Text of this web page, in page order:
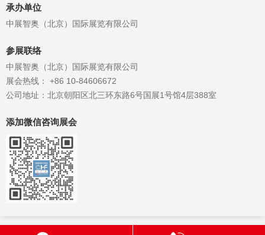
承办单位
中展智奥（北京）国际展览有限公司
参展联络
中展智奥（北京）国际展览有限公司
展会热线： +86 10-84606672
公司地址：北京朝阳区北三环东路6号国展1号馆4层388室
添加微信咨询展会